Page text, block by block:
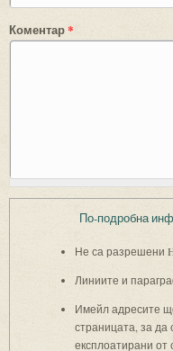
Коментар*
По-подробна
Не са разрешени
Линиите и
Имейл адресите
страницата, за
експлоатирани от